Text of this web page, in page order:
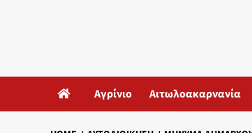
Αγρίνιο Αιτωλοακαρνανία